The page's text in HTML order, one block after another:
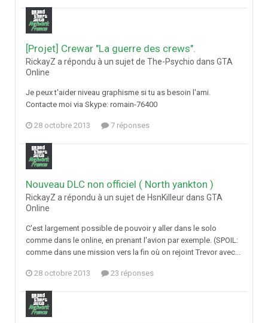
[Projet] Crewar "La guerre des crews".
RickayZ a répondu à un sujet de The-Psychio dans GTA
Online
Je peux t'aider niveau graphisme si tu as besoin l'ami.
Contacte moi via Skype: romain-76400
28 octobre 2013 7 réponses
Nouveau DLC non officiel ( North yankton )
RickayZ a répondu à un sujet de HsnKilleur dans GTA
Online
C'est largement possible de pouvoir y aller dans le solo
comme dans le online, en prenant l'avion par exemple. (SPOIL:
comme dans une mission vers la fin où on rejoint Trevor avec...
28 octobre 2013 23 réponses